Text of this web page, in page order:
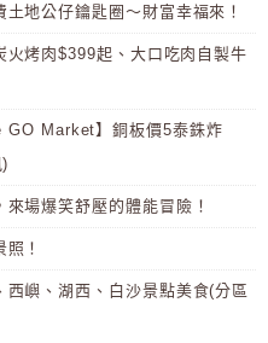
地公仔鑰匙圈～財富幸福來！
烤肉$399起、大口吃肉自製牛
GO Market】銅板價5泰銖炸
場爆笑舒壓的體能冒險！
！
嶼、湖西、白沙景點美食(分區